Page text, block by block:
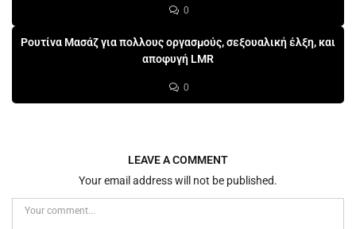
0
Ρουτίνα Μασάζ για πολλους οργασμούς, σεξουαλική έλξη, και
αποφυγή LMR
0
LEAVE A COMMENT
Your email address will not be published.